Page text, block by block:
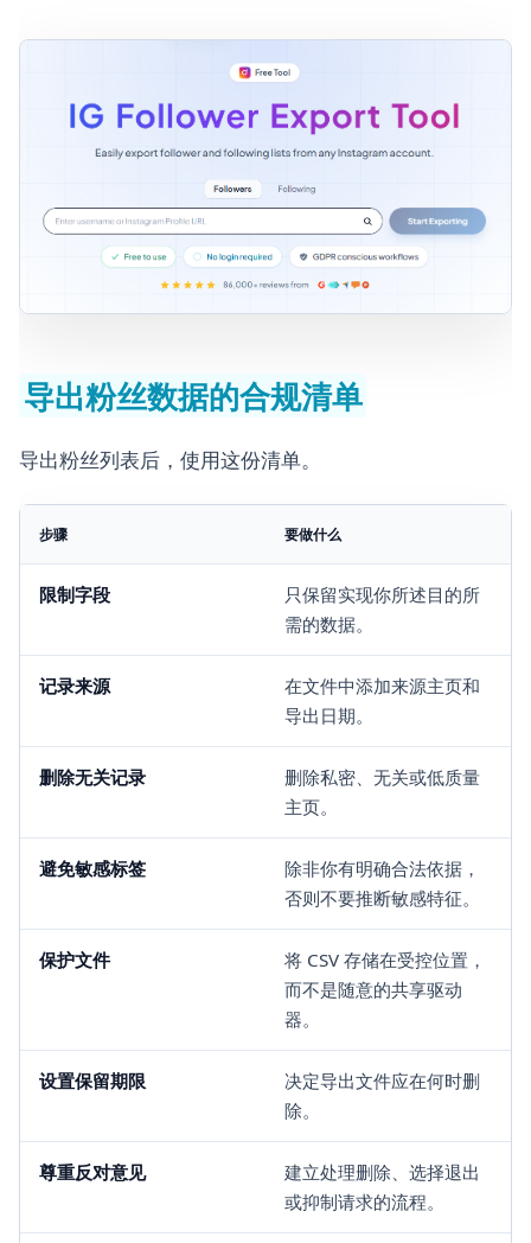
导出粉丝数据的合规清单
导出粉丝列表后，使用这份清单。
步骤 要做什么
限制字段
只保留实现你所述目的所
需的数据。
记录来源
在文件中添加来源主页和
导出日期。
删除无关记录
删除私密、无关或低质量
主页。
避免敏感标签
除非你有明确合法依据，
否则不要推断敏感特征。
保护文件
将 CSV 存储在受控位置，
而不是随意的共享驱动
器。
设置保留期限
决定导出文件应在何时删
除。
尊重反对意见
建立处理删除、选择退出
或抑制请求的流程。